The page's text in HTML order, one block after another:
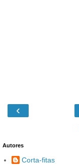
‹
Autores
Corta-fitas